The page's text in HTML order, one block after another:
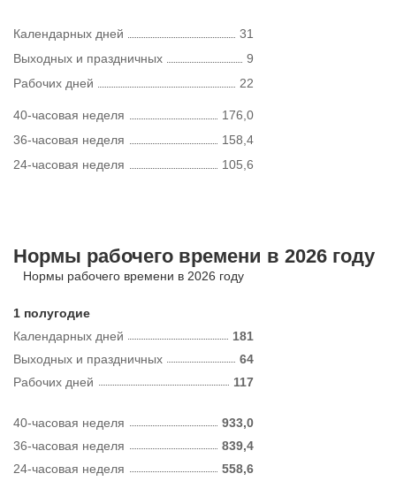
Календарных дней
31
Выходных и праздничных
9
Рабочих дней
22
40-часовая неделя
176,0
36-часовая неделя
158,4
24-часовая неделя
105,6
Нормы рабочего времени в 2026 году
Нормы рабочего времени в 2026 году
1 полугодие
Календарных дней
181
Рабочих дней 117
Выходных и праздничных 64
40-часовая неделя
933,0
36-часовая неделя
839,4
24-часовая неделя
558,6